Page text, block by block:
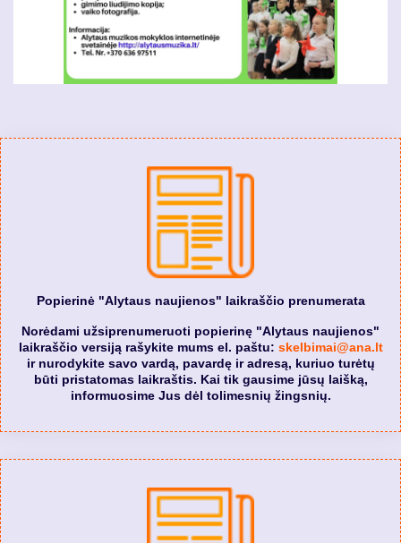
Popierinė "Alytaus naujienos" laikraščio prenumerata
Norėdami užsiprenumeruoti popierinę "Alytaus naujienos"
laikraščio versiją rašykite mums el. paštu: skelbimai@ana.lt
ir nurodykite savo vardą, pavardę ir adresą, kuriuo turėtų
būti pristatomas laikraštis. Kai tik gausime jūsų laišką,
informuosime Jus dėl tolimesnių žingsnių.